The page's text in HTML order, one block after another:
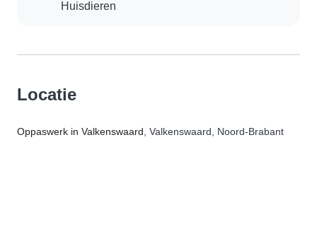
Huisdieren
Locatie
Oppaswerk in Valkenswaard , Valkenswaard, Noord-Brabant